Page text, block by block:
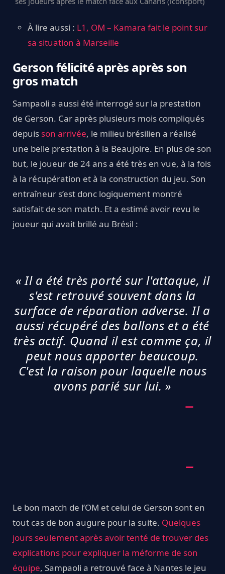
À lire aussi : L1, OM – Kamara fait le point sur
sa situation à Marseille
Gerson félicité après après son
gros match
Sampaoli a aussi été interrogé sur la prestation
de Gerson. Car après plusieurs mois compliqués
depuis son arrivée, le milieu brésilien a réalisé
une belle prestation à la Beaujoire. En plus de son
but, le joueur de 24 ans a été très en vue, à la fois
à la récupération et à la construction du jeu. Son
entraîneur s’est donc logiquement montré
satisfait de son match. Et a estimé avoir revu le
joueur qui avait brillé au Brésil :
« Il a été très porté sur l'attaque, il
s'est retrouvé souvent dans la
surface de réparation adverse. Il a
aussi récupéré des ballons et a été
très actif. Quand il est comme ça, il
peut nous apporter beaucoup.
C'est la raison pour laquelle nous
avons parié sur lui. »
Le bon match de l’OM et celui de Gerson sont en
tout cas de bon augure pour la suite. Quelques
jours seulement après avoir tenté de trouver des
explications pour expliquer la méforme de son
équipe, Sampaoli a retrouvé face à Nantes le jeu